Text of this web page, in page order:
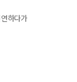
하다가